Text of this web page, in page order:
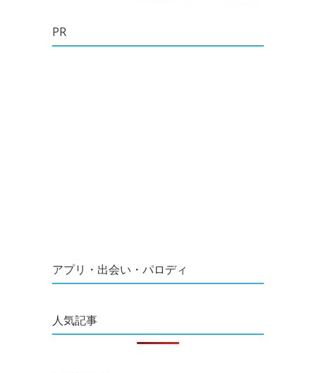
PR
アプリ・出会い・パロディ
人気記事